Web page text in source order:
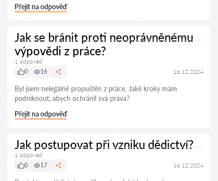
Přejít na odpověď
Jak se bránit proti neoprávněnému
výpovědi z práce?
1 odpověď
0
16 16.12.2024
Byl jsem nelegálně propuštěn z práce. Jaké kroky mám
podniknout, abych ochránil svá práva?
Přejít na odpověď
Jak postupovat při vzniku dědictví?
1 odpověď
0
17 16.12.2024